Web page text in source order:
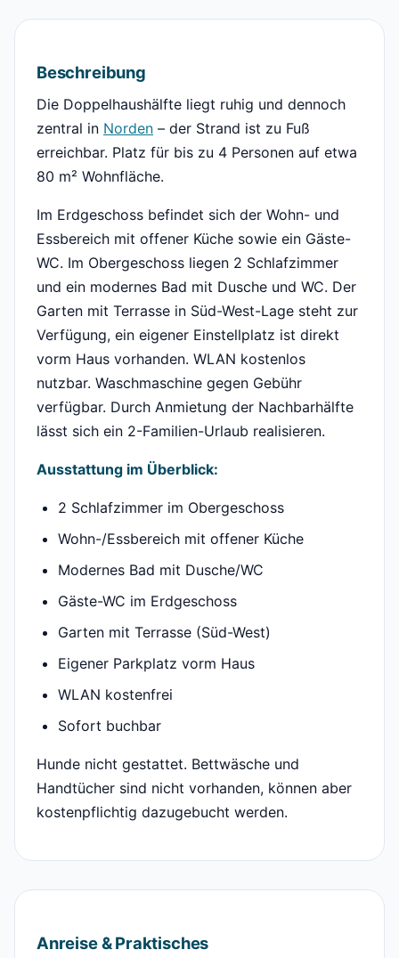
Beschreibung
Die Doppelhaushälfte liegt ruhig und dennoch
zentral in Norden – der Strand ist zu Fuß
erreichbar. Platz für bis zu 4 Personen auf etwa
80 m² Wohnfläche.
Im Erdgeschoss befindet sich der Wohn- und
Essbereich mit offener Küche sowie ein Gäste-
WC. Im Obergeschoss liegen 2 Schlafzimmer
und ein modernes Bad mit Dusche und WC. Der
Garten mit Terrasse in Süd-West-Lage steht zur
Verfügung, ein eigener Einstellplatz ist direkt
vorm Haus vorhanden. WLAN kostenlos
nutzbar. Waschmaschine gegen Gebühr
verfügbar. Durch Anmietung der Nachbarhälfte
lässt sich ein 2-Familien-Urlaub realisieren.
Ausstattung im Überblick:
2 Schlafzimmer im Obergeschoss
Wohn-/Essbereich mit offener Küche
Modernes Bad mit Dusche/WC
Gäste-WC im Erdgeschoss
Garten mit Terrasse (Süd-West)
Eigener Parkplatz vorm Haus
WLAN kostenfrei
Sofort buchbar
Hunde nicht gestattet. Bettwäsche und
Handtücher sind nicht vorhanden, können aber
kostenpflichtig dazugebucht werden.
Anreise & Praktisches